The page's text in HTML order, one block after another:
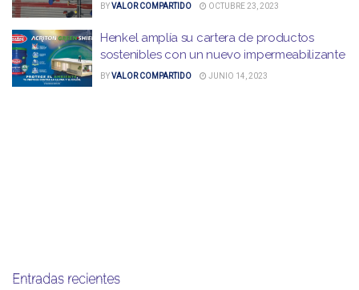
BYVALOR COMPARTIDO OCTUBRE 23, 2023
Henkel amplía su cartera de productos
sostenibles con un nuevo impermeabilizante
BYVALOR COMPARTIDO JUNIO 14, 2023
Entradas recientes